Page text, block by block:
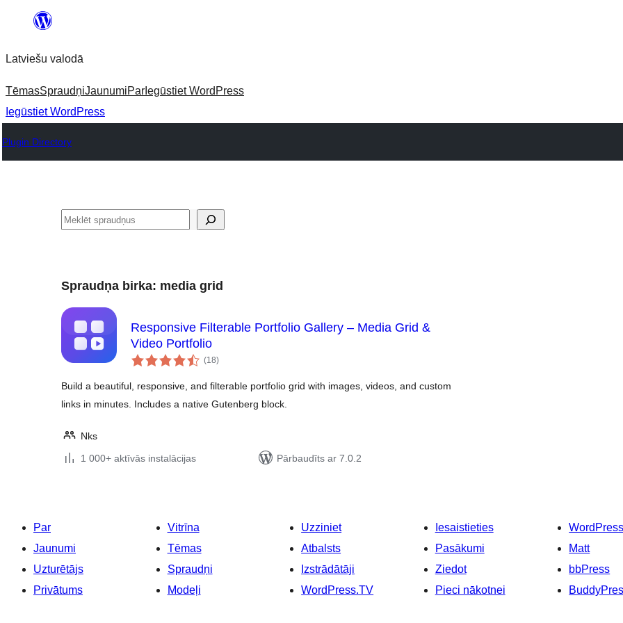
Pāriet
saturu
Latviešu valodā
TēmasSpraudņiJaunumiPar Iegūstiet WordPress
Iegūstiet WordPress
Plugin Directory
Meklēt
Spraudņa birka: media grid
Responsive Filterable Portfolio Gallery – Media Grid &
Video Portfolio
(18vērtējumu
kopsumma
)
Build a beautiful, responsive, and filterable portfolio grid with images, videos, and custom
links in minutes. Includes a native Gutenberg block.
Nks
1 000+ aktīvās instalācijas
Pārbaudīts ar 7.0.2
Par
Jaunumi
Uzturētājs
Privātums
Vitrīna
Tēmas
Spraudņi
Modeļi
Uzziniet
Atbalsts
Izstrādātāji
WordPress.TV
Iesaistieties
Pasākumi
Ziedot
Pieci nākotnei
Matt
bbPress